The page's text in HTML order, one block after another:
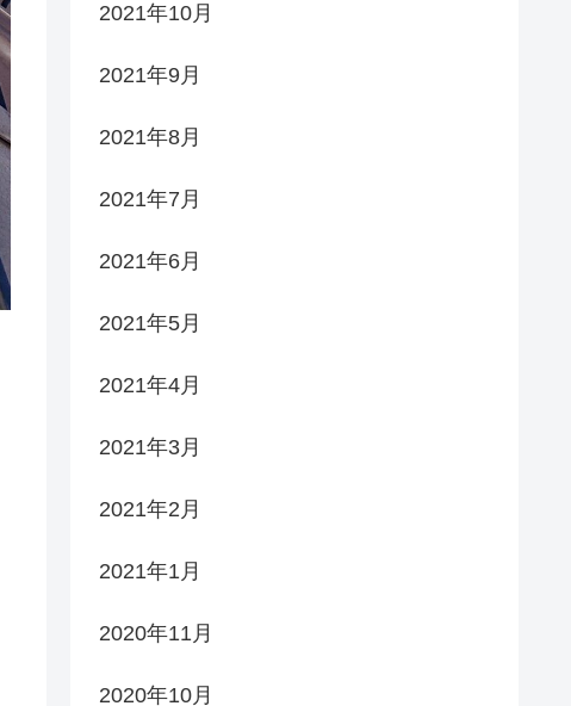
2021年10月
2021年9月
2021年8月
2021年7月
2021年6月
2021年5月
2021年4月
2021年3月
2021年2月
2021年1月
2020年11月
2020年10月